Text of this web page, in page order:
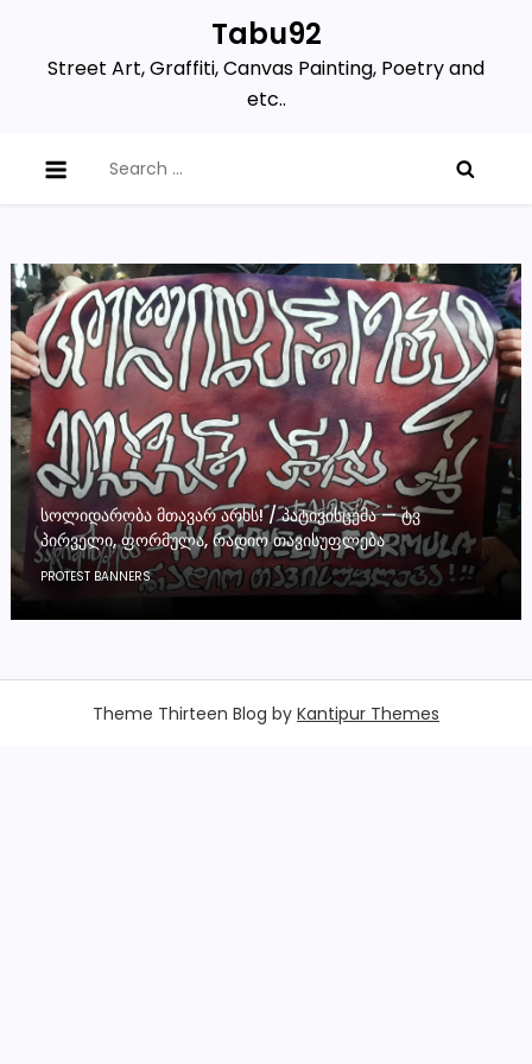
content
Tabu92
Street Art, Graffiti, Canvas Painting, Poetry and
etc..
for:
ᲡᲝᲚᲘᲓᲐᲠᲝᲑᲐ ᲛᲗᲐᲕᲐᲠ ᲐᲠᲮᲡ! / ᲞᲐᲢᲘᲕᲘᲡᲪᲔᲛᲐ — ᲢᲕ
ᲞᲘᲠᲕᲔᲚᲘ, ᲤᲝᲠᲛᲣᲚᲐ, ᲠᲐᲓᲘᲝ ᲗᲐᲕᲘᲡᲣᲤᲚᲔᲑᲐ
PROTEST BANNERS
Theme Thirteen Blog by Kantipur Themes